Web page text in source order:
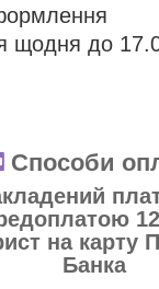
щодня до
Способи
на карту
Банка